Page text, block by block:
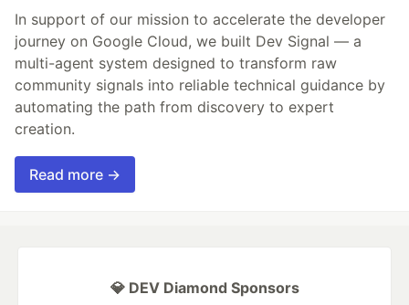
In support of our mission to accelerate the developer
journey on Google Cloud, we built Dev Signal — a
multi-agent system designed to transform raw
community signals into reliable technical guidance by
automating the path from discovery to expert
creation.
Read more →
💎 DEV Diamond Sponsors